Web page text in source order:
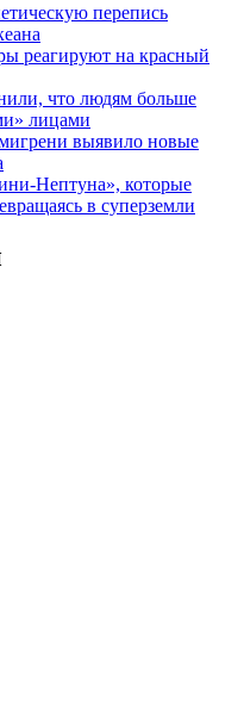
перепись
реагируют на красный
что людям больше
лицами
выявило новые
Нептуна», которые
в суперземли